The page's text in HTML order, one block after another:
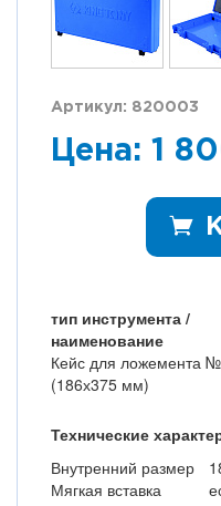
Артикул: 820003
Цена: 1
тип инструмента /
наименование
Кейс для ложемента
(186х375 мм)
Технические
Внутренний размер
Мягкая вставка